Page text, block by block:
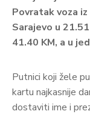
Povratak voza
Sarajevo u
41.40 KM, a u
Putnici koji žele
kartu najkasnije
dostaviti ime i